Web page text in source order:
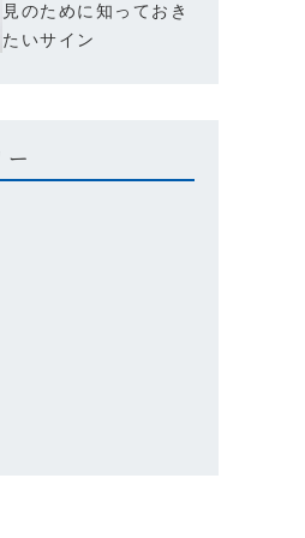
見のために知っておき
たいサイン
ー